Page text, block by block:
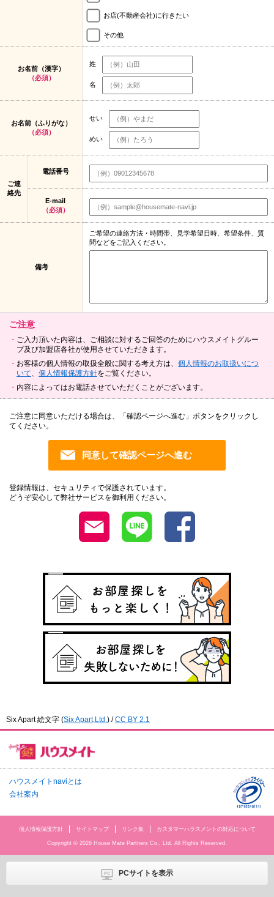
お店(不動産会社)に行きたい
その他
お名前（漢字）
（必須）
姓
名
お名前（ふりがな）
（必須）
せい
めい
ご連
絡先
電話番号
E-mail
（必須）
備考
ご希望の連絡方法・時間帯、見学希望日時、希望条件、質
問などをご記入ください。
ご注意
ご入力頂いた内容は、ご相談に対するご回答のためにハウスメイトグルー
プ及び加盟店各社が使用させていただきます。
お客様の個人情報の取扱全般に関する考え方は、 個人情報のお取扱いにつ
いて
個人情報保護方針をご覧ください。
内容によってはお電話させていただくことがございます。
ご注意に同意いただける場合は、「確認ページへ進む」ボタンをクリックし
てください。
登録情報は、セキュリティで保護されています。
どうぞ安心して弊社サービスを御利用ください。
Six Apart 絵文字 (Six Apart,Ltd. ) /CC BY 2.1
ハウスメイトnaviとは
会社案内
個人情報保護方針 サイトマップ リンク集 カスタマーハラスメントの対応について
Copyright © 2026 House Mate Partners Co., Ltd. All Rights Reserved.
PCサイトを表示